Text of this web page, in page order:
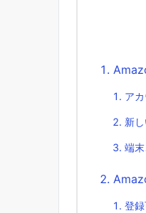
ア
新
端
登